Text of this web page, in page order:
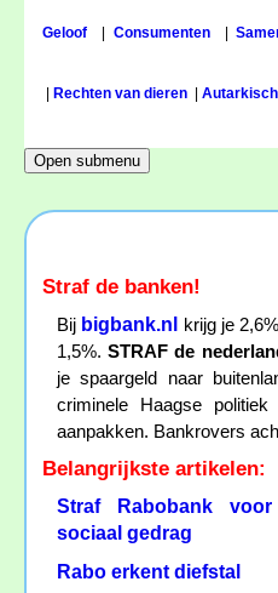
Geloof Consumenten|
Rechten van dieren
Straf de banken!
Bij bigbank.nl
krijg je
1,5%.STRAF de
je spaargeld naar
criminele Haagse
aanpakken. Bankrovers
Belangrijkste artikelen:
Straf Rabobank
sociaal gedrag
Rabo erkent diefstal